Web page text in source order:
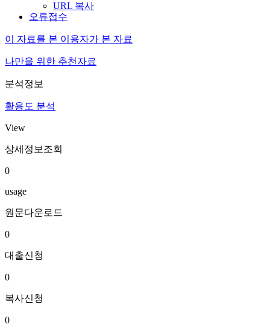
URL 복사
오류접수
이 자료를 본 이용자가 본 자료
나만을 위한 추천자료
분석정보
활용도 분석
View
상세정보조회
0
usage
원문다운로드
0
대출신청
0
복사신청
0